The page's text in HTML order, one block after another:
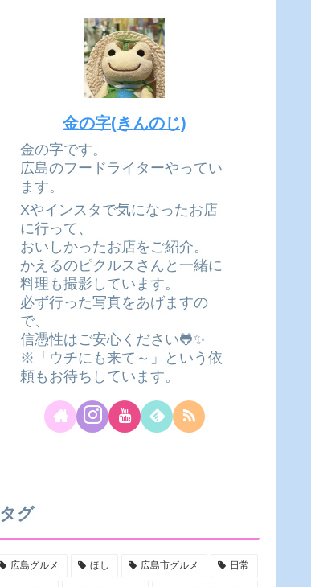
金の字(きんのじ)
金の字です。
広島のフードライターやってい
ます。
Xやインスタで気になったお店
に行って、
おいしかったお店をご紹介。
かえるのピクルスさんと一緒に
料理も撮影しています。
必ず行った写真をあげますの
で、
信憑性はご安心ください🐸✨
※「ウチにも来て～」という依
頼もお待ちしています。
タグ
広島グルメ ほし 広島市グルメ 日常